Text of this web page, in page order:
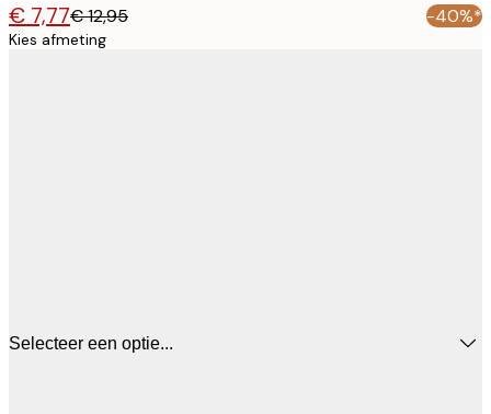
€ 7,77€ 12,95 -40%*
Kies afmeting
Selecteer een optie...